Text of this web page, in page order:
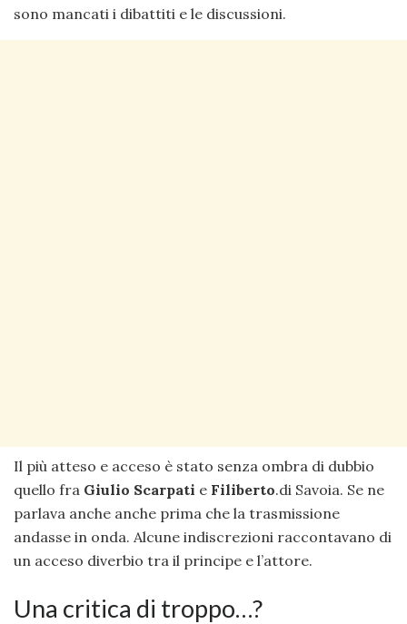
sono mancati i dibattiti e le discussioni.
Il più atteso e acceso è stato senza ombra di dubbio
quello fra Giulio Scarpati e Filiberto.di Savoia. Se ne
parlava anche anche prima che la trasmissione
andasse in onda. Alcune indiscrezioni raccontavano di
un acceso diverbio tra il principe e l’attore.
Una critica di troppo…?